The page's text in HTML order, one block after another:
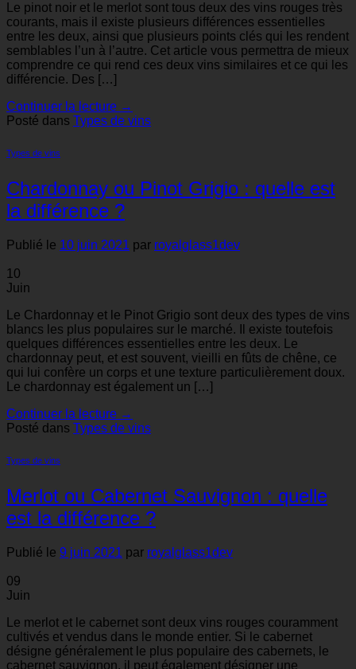
Le pinot noir et le merlot sont tous deux des vins rouges très
courants, mais il existe plusieurs différences essentielles
entre les deux, ainsi que plusieurs points clés qui les rendent
semblables l’un à l’autre. Cet article vous permettra de mieux
comprendre ce qui rend ces deux vins similaires et ce qui les
différencie. Des […]
Continuer la lecture →
Posté dans Types de vins
Types de vins
Chardonnay ou Pinot Grigio : quelle est
la différence ?
Publié le 10 juin 2021 par royalglass1dev
10
Juin
Le Chardonnay et le Pinot Grigio sont deux des types de vins
blancs les plus populaires sur le marché. Il existe toutefois
quelques différences essentielles entre les deux. Le
chardonnay peut, et est souvent, vieilli en fûts de chêne, ce
qui lui confère un corps et une texture particulièrement doux.
Le chardonnay est également un […]
Continuer la lecture →
Posté dans Types de vins
Types de vins
Merlot ou Cabernet Sauvignon : quelle
est la différence ?
Publié le 9 juin 2021 par royalglass1dev
09
Juin
Le merlot et le cabernet sont deux vins rouges couramment
cultivés et vendus dans le monde entier. Si le cabernet
désigne généralement le plus populaire des cabernets, le
cabernet sauvignon, il peut également désigner une